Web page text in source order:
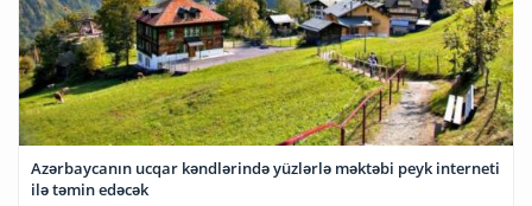
Azərbaycanın ucqar kəndlərində yüzlərlə məktəbi peyk interneti
ilə təmin edəcək